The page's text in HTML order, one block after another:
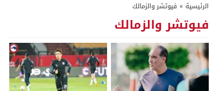
الرئيسية » فيوتشر والزمالك
فيوتشر والزمالك